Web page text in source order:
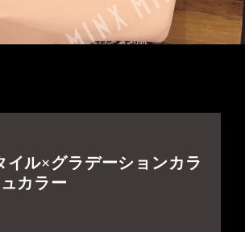
イル×グラデーションカラ
カラー